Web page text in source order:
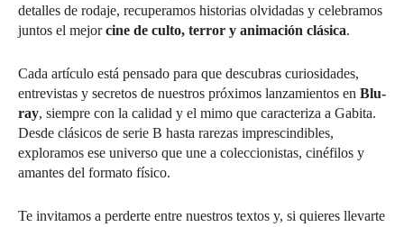
detalles de rodaje, recuperamos historias olvidadas y celebramos
juntos el mejorcine de culto, terror y animación clásica.
Cada artículo está pensado para que descubras curiosidades,
entrevistas y secretos de nuestros próximos lanzamientos en Blu-
ray, siempre con la calidad y el mimo que caracteriza a Gabita.
Desde clásicos de serie B hasta rarezas imprescindibles,
exploramos ese universo que une a coleccionistas, cinéfilos y
amantes del formato físico.
Te invitamos a perderte entre nuestros textos y, si quieres llevarte